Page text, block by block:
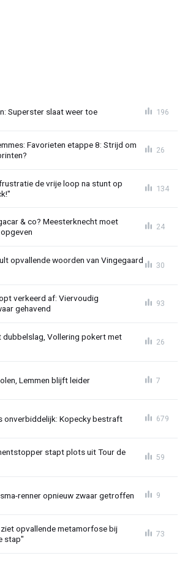
Superster slaat weer toe 196
Favorieten etappe 8: Strijd om
26
de vrije loop na stunt op
134
& co? Meesterknecht moet
24
opvallende woorden van Vingegaard
30
verkeerd af: Viervoudig
gehavend
93
dubbelslag, Vollering pokert met
26
Lemmen blijft leider 7
onverbiddelijk: Kopecky bestraft 679
stapt plots uit Tour de
59
renner opnieuw zwaar getroffen 9
ziet opvallende metamorfose bij
stap"
73